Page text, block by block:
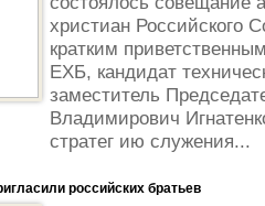
христиан Российского
кратким
ЕХБ, кандидат
заместитель
Владимирович
стратег ию служения...
российских братьев